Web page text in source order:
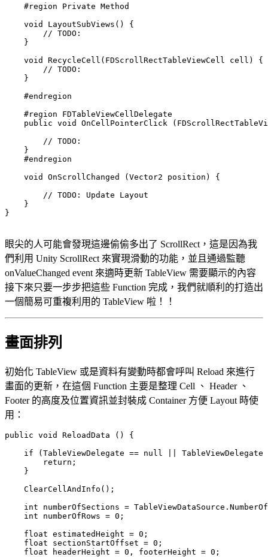
    #region Private Method
    void LayoutSubViews() {
        // TODO:
    }
    void RecycleCell(FDScrollRectTableViewCell cell) {
        // TODO:
    }
    #endregion
    #region FDTableViewCellDelegate
public void OnCellPointerClick
        // TODO:
    }
    #endregion
    void OnScrollChanged (Vector2 position) {
        // TODO: Update Layout
    }
}
眼尖的人可能會發現這邊偷偷多出了 ScrollRect，這是因為我
們利用 Unity ScrollRect 來實現滑動的功能，並且通過監聽
onValueChanged event 來適時更新 TableView 需要顯示的內容
接下來只要一步步把這些 Function 完成，我們就順利的打造出
一個簡易可重複利用的 TableView 啦！！
畫面排列
初始化 TableView 或是資料有變動時都會呼叫 Reload 來進行
畫面的更新，在這個 Function 主要是整理 Cell 、 Header 、
Footer 的高度及位置資訊並封裝成 Container 方便 Layout 時使
用：
public void ReloadData () {
if (TableViewDelegate == null || TableViewDelegate
        return;
    }
    ClearCellAndInfo();
int numberOfSections =
    int numberOfRows = 0;
    float estimatedHeight = 0;
    float sectionStartOffset = 0;
    float headerHeight = 0, footerHeight = 0;